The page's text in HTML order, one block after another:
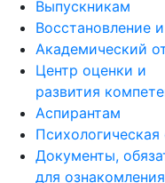
Выпускникам
Восстановление
Академический
Центр оценки и
развития
Аспирантам
Психологическая
Документы,
для ознакомления